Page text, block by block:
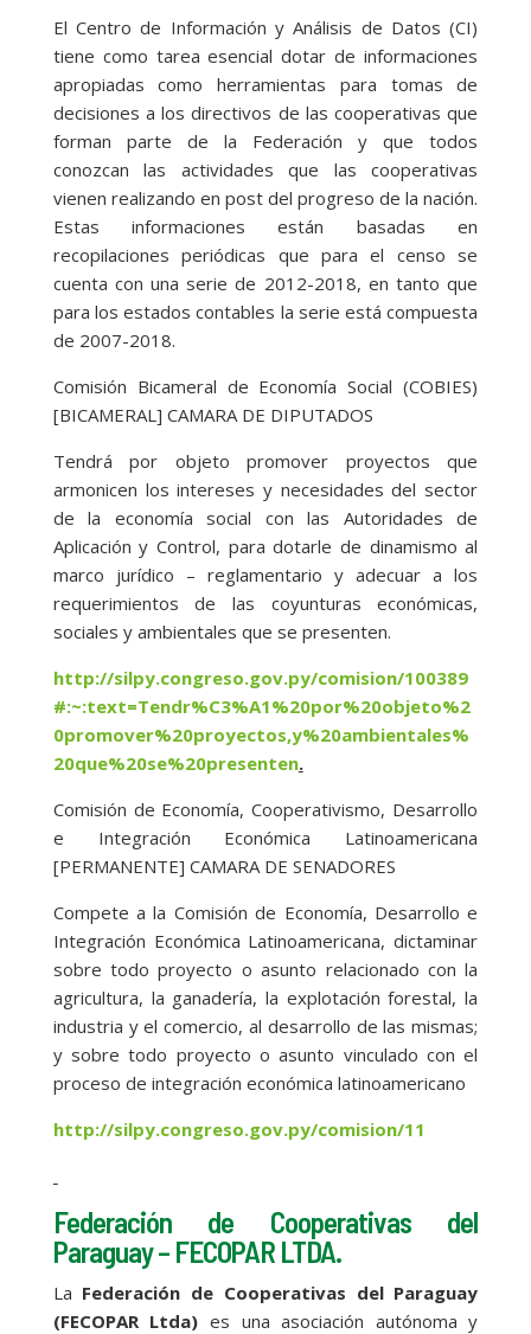
El Centro de Información y Análisis de Datos (CI)
tiene como tarea esencial dotar de informaciones
apropiadas como herramientas para tomas de
decisiones a los directivos de las cooperativas que
forman parte de la Federación y que todos
conozcan las actividades que las cooperativas
vienen realizando en post del progreso de la nación.
Estas informaciones están basadas en
recopilaciones periódicas que para el censo se
cuenta con una serie de 2012-2018, en tanto que
para los estados contables la serie está compuesta
de 2007-2018.
Comisión Bicameral de Economía Social (COBIES)
[BICAMERAL] CAMARA DE DIPUTADOS
Tendrá por objeto promover proyectos que
armonicen los intereses y necesidades del sector
de la economía social con las Autoridades de
Aplicación y Control, para dotarle de dinamismo al
marco jurídico – reglamentario y adecuar a los
requerimientos de las coyunturas económicas,
sociales y ambientales que se presenten.
http://silpy.congreso.gov.py/comision/100389
#:~:text=Tendr%C3%A1%20por%20objeto%2
0promover%20proyectos,y%20ambientales%
20que%20se%20presenten.
Comisión de Economía, Cooperativismo, Desarrollo
e Integración Económica Latinoamericana
[PERMANENTE] CAMARA DE SENADORES
Compete a la Comisión de Economía, Desarrollo e
Integración Económica Latinoamericana, dictaminar
sobre todo proyecto o asunto relacionado con la
agricultura, la ganadería, la explotación forestal, la
industria y el comercio, al desarrollo de las mismas;
y sobre todo proyecto o asunto vinculado con el
proceso de integración económica latinoamericano
http://silpy.congreso.gov.py/comision/11
Federación de Cooperativas del
Paraguay – FECOPAR LTDA.
La Federación de Cooperativas del Paraguay
(FECOPAR Ltda) es una asociación autónoma y